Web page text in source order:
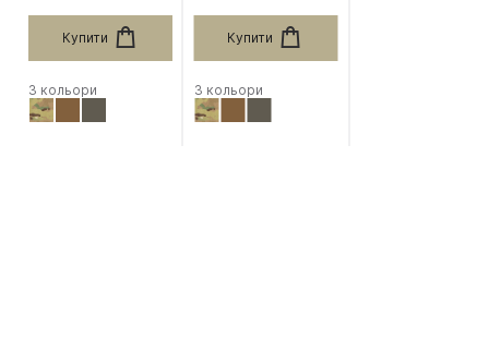
Купити
3 кольори
Купити
3 кольори